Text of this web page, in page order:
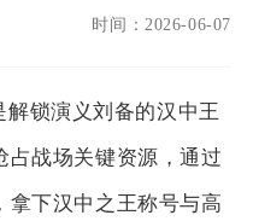
时间： 2026-06-07
锁演义刘备的汉中王
占战场关键资源，通过
拿下汉中之王称号与高